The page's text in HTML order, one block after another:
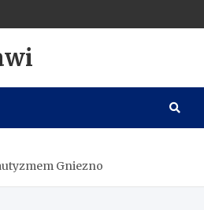
Gniezno